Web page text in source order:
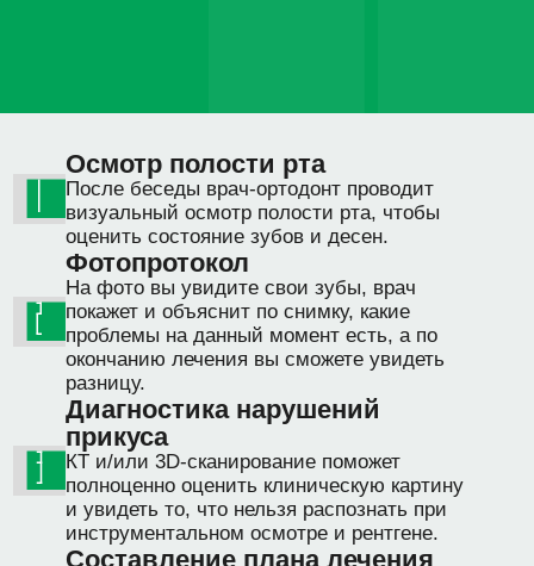
Команда
ортодонтов
все врачи >